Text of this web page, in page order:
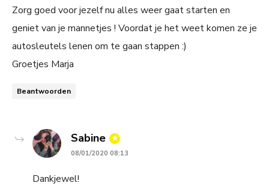
Zorg goed voor jezelf nu alles weer gaat starten en
geniet van je mannetjes ! Voordat je het weet komen ze je
autosleutels lenen om te gaan stappen :)
Groetjes Marja
Beantwoorden
Sabine says:
08/01/2020 08:13
Dankjewel!